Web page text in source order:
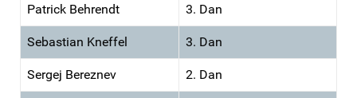
Patrick Behrendt 3. Dan
Sebastian Kneffel 3. Dan
Sergej Bereznev 2. Dan